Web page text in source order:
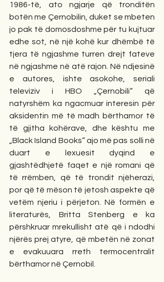
1986-të, ato ngjarje që tronditën
botën me Çernobilin, duket se mbeten
jo pak të domosdoshme për tu kujtuar
edhe sot, në një kohë kur dhëmbë të
tjera të ngjashme turren drejt fateve
në ngjashme në atë rajon. Në ndjesinë
e autores, ishte asokohe, seriali
televiziv i HBO „Çernobili“ që
natyrshëm ka ngacmuar interesin për
aksidentin më të madh bërthamor të
të gjitha kohërave, dhe kështu me
„Black Island Books“ ajo më pas solli në
duart e lexuesit dyqind e
gjashtëdhjetë faqet e një romani që
të rrëmben, që të trondit njëherazi,
por që të mëson të jetosh aspekte që
vetëm njeriu i përjeton. Në formën e
literaturës, Britta Stenberg e ka
përshkruar mrekullisht atë që i ndodhi
njërës prej atyre, që mbetën në zonat
e evakuuara rreth termocentralit
bërthamor në Çernobil.